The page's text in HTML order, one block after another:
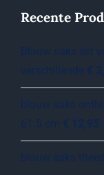
Recente
Blauw saks set
verschillende €
blauw saks
61.5 cm € 12,95
blauw saks